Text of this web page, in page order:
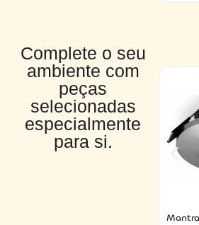
Complete o seu
ambiente com
peças
selecionadas
especialmente
para si.
Mantra